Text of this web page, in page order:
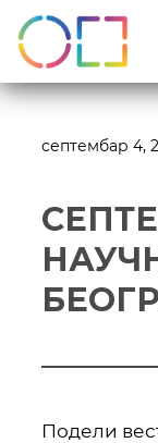
септембар 4,
Подели